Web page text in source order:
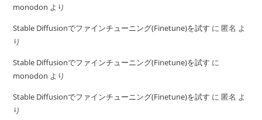
monodon より
Stable Diffusionでファインチューニング(Finetune)を試す に匿名 よ
り
Stable Diffusionでファインチューニング(Finetune)を試す に
monodon より
Stable Diffusionでファインチューニング(Finetune)を試す に匿名 よ
り